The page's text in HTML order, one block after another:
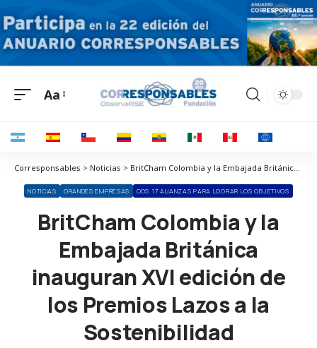
Aa
Corresponsables > Noticias > BritCham Colombia y la Embajada Británica inauguran XVI edición de los Premios Lazos a la Sostenibilidad
NOTICIAS GRANDES EMPRESAS ODS 17 ALIANZAS PARA LOGRAR LOS OBJETIVOS
BritCham Colombia y la
Embajada Británica
inauguran XVI edición de
los Premios Lazos a la
Sostenibilidad